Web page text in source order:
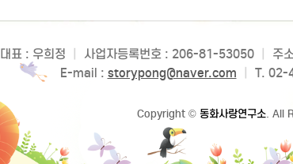
대표 : 우희정 사업자등록번호 : 206-81-53050
주
E-mail : storypong@naver.com T. 02-
Copyright © 동화사랑연구소. All